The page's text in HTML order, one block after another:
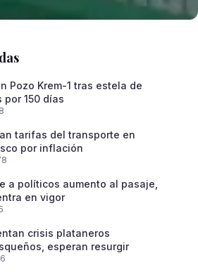
Krem-1 tras estela de
por 150 días
tarifas del transporte en
por inflación
a políticos aumento al pasaje,
en vigor
crisis plataneros
esperan resurgir